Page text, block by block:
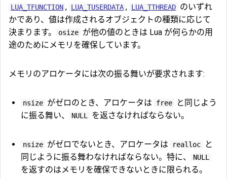
LUA_TFUNCTION , LUA_TUSERDATA , LUA_TTHREAD のいずれ
かであり、値は作成されるオブジェクトの種類に応じて
決まります。
osize が他の値のときは Lua が何らかの用
途のためにメモリを確保しています。
メモリのアロケータには次の振る舞いが要求されます:
nsize がゼロのとき、アロケータは free
と同じよう
に振る舞い、
NULL を返さなければならない。
nsize がゼロでないとき、アロケータは realloc
と
同じように振る舞わなければならない。特に、
NULL
を返すのはメモリを確保できないときに限られる。